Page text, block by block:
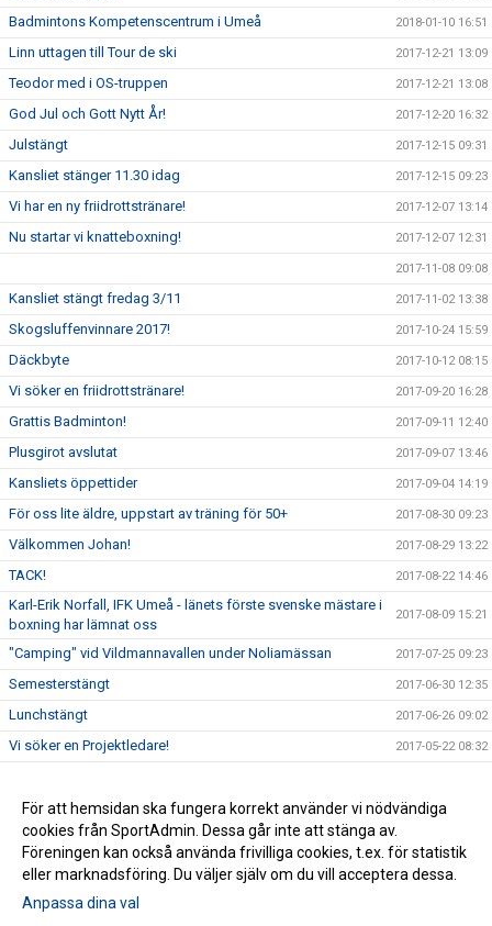
Badmintons Kompetenscentrum i Umeå 2018-01-10 16:51
Linn uttagen till Tour de ski 2017-12-21 13:09
Teodor med i OS-truppen 2017-12-21 13:08
God Jul och Gott Nytt År! 2017-12-20 16:32
Julstängt 2017-12-15 09:31
Kansliet stänger 11.30 idag 2017-12-15 09:23
Vi har en ny friidrottstränare! 2017-12-07 13:14
Nu startar vi knatteboxning! 2017-12-07 12:31
2017-11-08 09:08
Kansliet stängt fredag 3/11 2017-11-02 13:38
Skogsluffenvinnare 2017! 2017-10-24 15:59
Däckbyte 2017-10-12 08:15
Vi söker en friidrottstränare! 2017-09-20 16:28
Grattis Badminton! 2017-09-11 12:40
Plusgirot avslutat 2017-09-07 13:46
Kansliets öppettider 2017-09-04 14:19
För oss lite äldre, uppstart av träning för 50+ 2017-08-30 09:23
Välkommen Johan! 2017-08-29 13:22
TACK! 2017-08-22 14:46
Karl-Erik Norfall, IFK Umeå - länets förste svenske mästare i
boxning har lämnat oss
2017-08-09 15:21
"Camping" vid Vildmannavallen under Noliamässan 2017-07-25 09:23
Semesterstängt 2017-06-30 12:35
Lunchstängt 2017-06-26 09:02
Vi söker en Projektledare! 2017-05-22 08:32
Skogsluffen 2017 2017-05-08 08:49
IFK Umeå får 2,3 miljoner för satsning på integration 2017-04-07 08:03
För att hemsidan ska fungera korrekt använder vi nödvändiga
cookies från SportAdmin. Dessa går inte att stänga av.
Föreningen kan också använda frivilliga cookies, t.ex. för statistik
eller marknadsföring. Du väljer själv om du vill acceptera dessa.
Anpassa dina val